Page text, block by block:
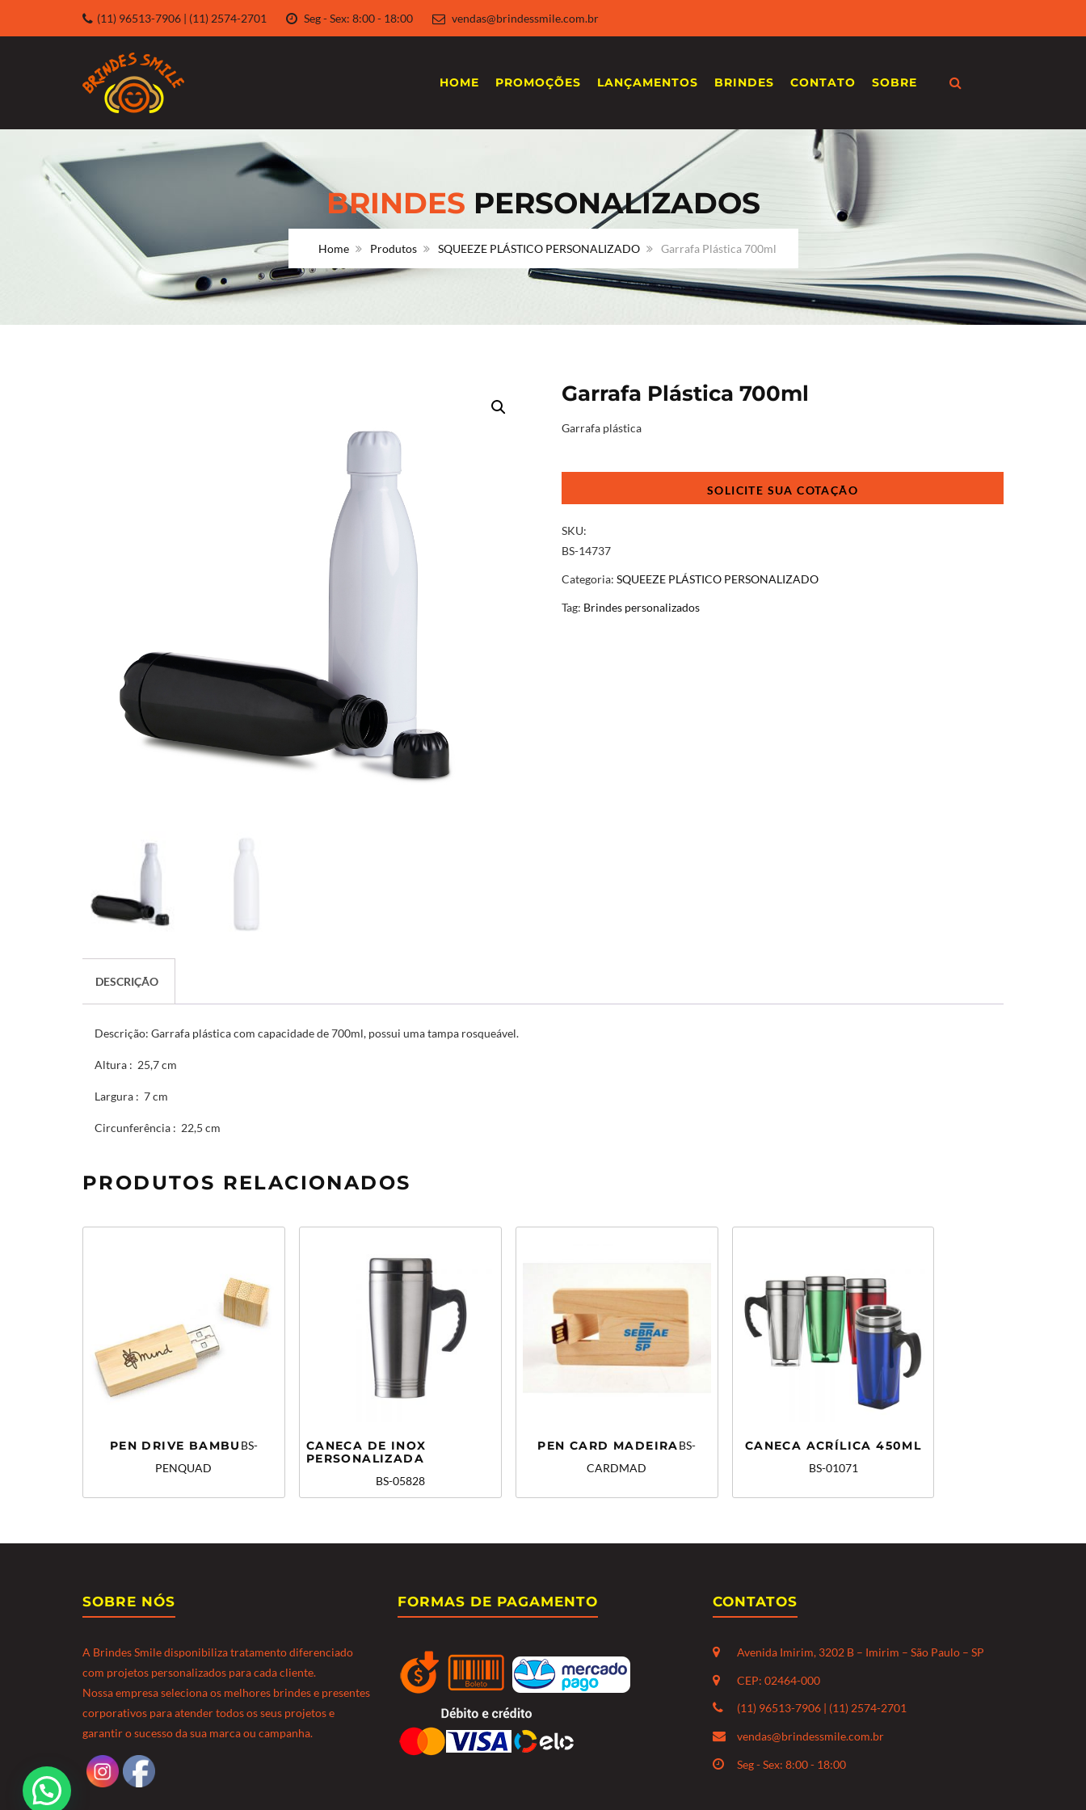
(11) 96513-7906 | (11) 2574-2701 Seg - Sex: 8:00 - 18:00 vendas@brindessmile.com.br
HOME PROMOÇÕES LANÇAMENTOS BRINDES CONTATO SOBRE
BRINDES PERSONALIZADOS
Home Produtos SQUEEZE PLÁSTICO PERSONALIZADO Garrafa Plástica 700ml
Garrafa Plástica 700ml
Garrafa plástica
SKU:
BS-14737
Categoria: SQUEEZE PLÁSTICO PERSONALIZADO
Tag: Brindes personalizados
DESCRIÇÃO
Descrição: Garrafa plástica com capacidade de 700ml, possui uma tampa rosqueável.
Altura : 25,7 cm
Largura : 7 cm
Circunferência : 22,5 cm
PRODUTOS RELACIONADOS
PEN DRIVE BAMBU BS-
PENQUAD
CANECA DE INOX
PERSONALIZADA
BS-05828
PEN CARD MADEIRABS-
CARDMAD
CANECA ACRÍLICA 450ML
BS-01071
SOBRE NÓS
A Brindes Smile disponibiliza tratamento diferenciado
com projetos personalizados para cada cliente.
Nossa empresa seleciona os melhores brindes e presentes
corporativos para atender todos os seus projetos e
garantir o sucesso da sua marca ou campanha.
FORMAS DE PAGAMENTO CONTATOS
Avenida Imirim, 3202 B – Imirim – São Paulo – SP
CEP: 02464-000
(11) 96513-7906 | (11) 2574-2701
vendas@brindessmile.com.br
Seg - Sex: 8:00 - 18:00